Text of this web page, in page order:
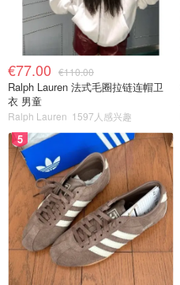
€77.00 €110.00
Ralph Lauren 法式毛圈拉链连帽卫
衣 男童
Ralph Lauren 1597人感兴趣
5